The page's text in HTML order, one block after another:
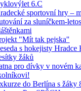
6.C
sportovní hry –
za sluníčkem-
"Mít tak pejska"
s hokejisty
žáků
pro dívky v novém
do Berlína s žáky